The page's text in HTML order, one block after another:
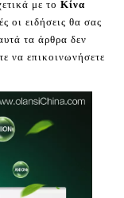
με το Κίνα
οι ειδήσεις θα σας
τα άρθρα δεν
να επικοινωνήσετε